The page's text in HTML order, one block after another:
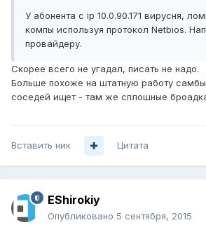
У абонента с ip 10.0.90.171 вирусня,
компы используя протокол Netbios.
провайдеру.
Скорее всего не угадал, писать не надо.
Больше похоже на штатную работу
соседей ищет - там же сплошные
Вставить ник Цитата
EShirokiy
Опубликовано 5 сентября, 2015